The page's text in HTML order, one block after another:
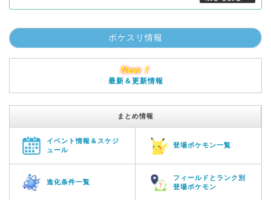
ポケスリ情報
New！
最新＆更新情報
まとめ情報
イベント情報＆スケジ
ュール
登場ポケモン一覧
進化条件一覧
フィールドとランク別
登場ポケモン